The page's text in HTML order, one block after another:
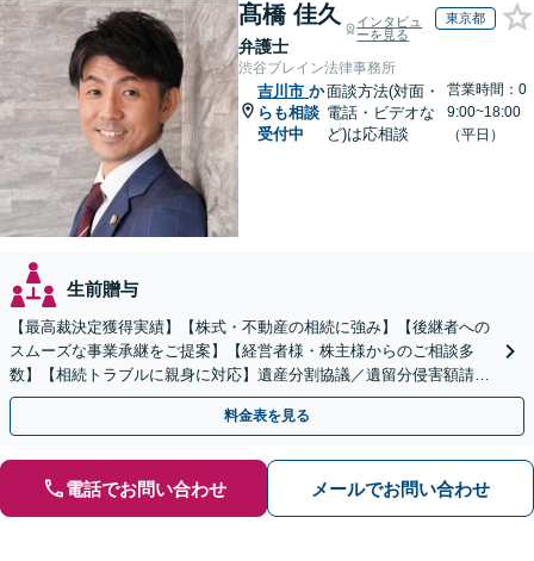
髙橋 佳久
弁護士
インタビュ
ーを見る
東京都
渋谷ブレイン法律事務所
吉川市 か
らも相談
受付中
面談方法(対面・
電話・ビデオな
ど)は応相談
営業時間：0
9:00~18:00
（平日）
生前贈与
【最高裁決定獲得実績】【株式・不動産の相続に強み】【後継者への
スムーズな事業承継をご提案】【経営者様・株主様からのご相談多
数】【相続トラブルに親身に対応】遺産分割協議／遺留分侵害額請求
／遺言書作成も丁寧に対応【40分相談無料】【渋谷駅3分】
料金表を見る
電話でお問い合わせ メールでお問い合わせ